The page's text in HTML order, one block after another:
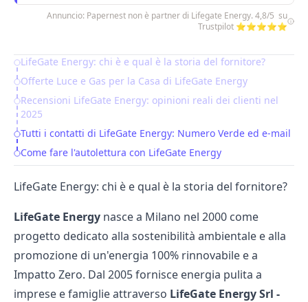
Annuncio: Papernest non è partner di Lifegate Energy. 4,8/5 su
Trustpilot ⭐⭐⭐⭐⭐
Table of Contents
LifeGate Energy: chi è e qual è la storia del fornitore?
Offerte Luce e Gas per la Casa di LifeGate Energy
Recensioni LifeGate Energy: opinioni reali dei clienti nel
2025
Tutti i contatti di LifeGate Energy: Numero Verde ed e-mail
Come fare l'autolettura con LifeGate Energy
LifeGate Energy: chi è e qual è la storia del fornitore?
LifeGate Energy nasce a Milano nel 2000 come
progetto dedicato alla sostenibilità ambientale e alla
promozione di un'energia 100% rinnovabile e a
Impatto Zero. Dal 2005 fornisce energia pulita a
imprese e famiglie attraverso LifeGate Energy Srl -